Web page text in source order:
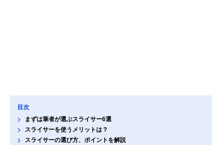
目次
まずは筆者が選ぶスライサー6選
スライサーを使うメリットは？
スライサーの選び方、ポイントを解説